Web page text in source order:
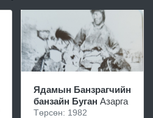
Ядамын Банзрагчийн
банзайн Буган Азарга
Төрсөн: 1982